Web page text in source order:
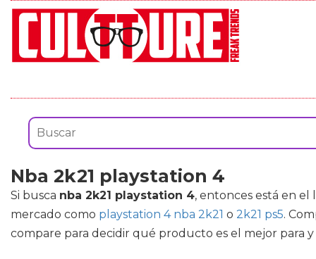
Nba 2k21 playstation 4
Si busca nba 2k21 playstation 4, entonces está en
mercado como playstation 4 nba 2k21 o 2k21 ps5.
compare para decidir qué producto es el mejor para